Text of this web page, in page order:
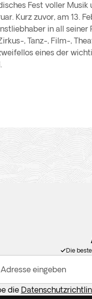
Fest voller Musik
Kurz zuvor, am 13.
in all seiner
, Tanz-, Film-,
eines der
Die
eingeben
die